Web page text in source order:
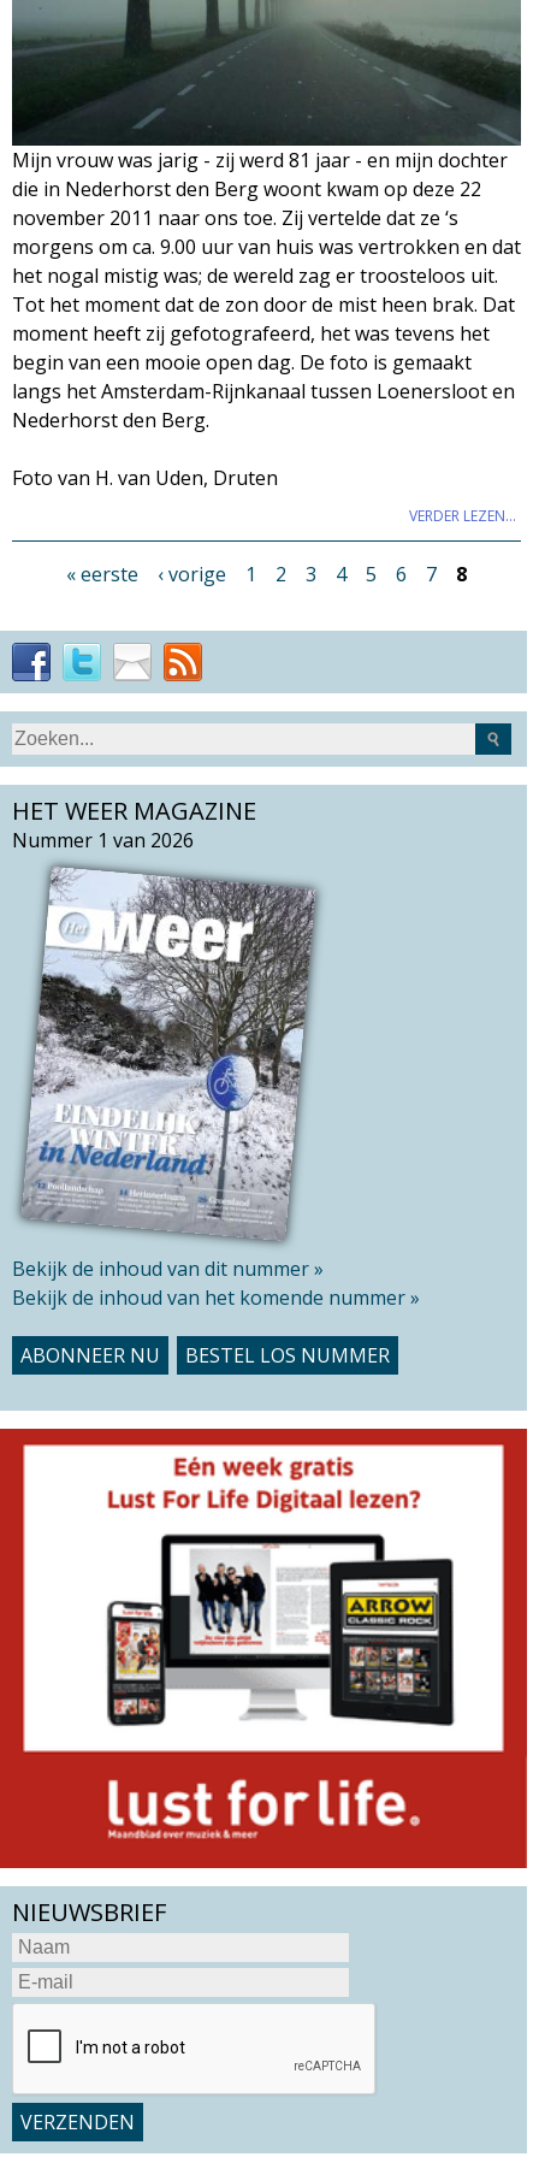
M
a
g
a
z
i
n
e
Mijn vrouw was jarig - zij werd 81 jaar - en mijn dochter
die in Nederhorst den Berg woont kwam op deze 22
november 2011 naar ons toe. Zij vertelde dat ze ‘s
morgens om ca. 9.00 uur van huis was vertrokken en dat
het nogal mistig was; de wereld zag er troosteloos uit.
Tot het moment dat de zon door de mist heen brak. Dat
moment heeft zij gefotografeerd, het was tevens het
begin van een mooie open dag. De foto is gemaakt
langs het Amsterdam-Rijnkanaal tussen Loenersloot en
Nederhorst den Berg.
Foto van H. van Uden, Druten
VERDER LEZEN...
g
i
n
a
'
s
« eerste ‹ vorige 1 2 3 4 5 6 7 8
Z
o
e
k
S
e
r
c
HET WEER MAGAZINE
Nummer 1 van 2026
Bekijk de inhoud van dit nummer »
Bekijk de inhoud van het komende nummer »
ABONNEER NU BESTEL LOS NUMMER
NIEUWSBRIEF